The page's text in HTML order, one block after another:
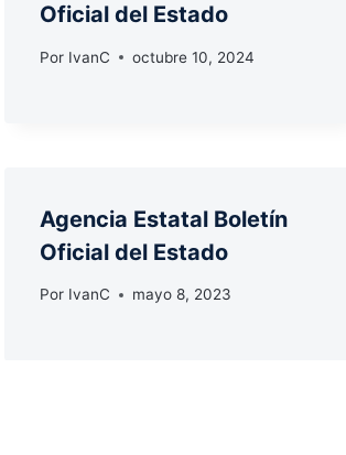
Oficial del Estado
Por IvanC octubre 10, 2024
Agencia Estatal Boletín
Oficial del Estado
Por IvanC mayo 8, 2023